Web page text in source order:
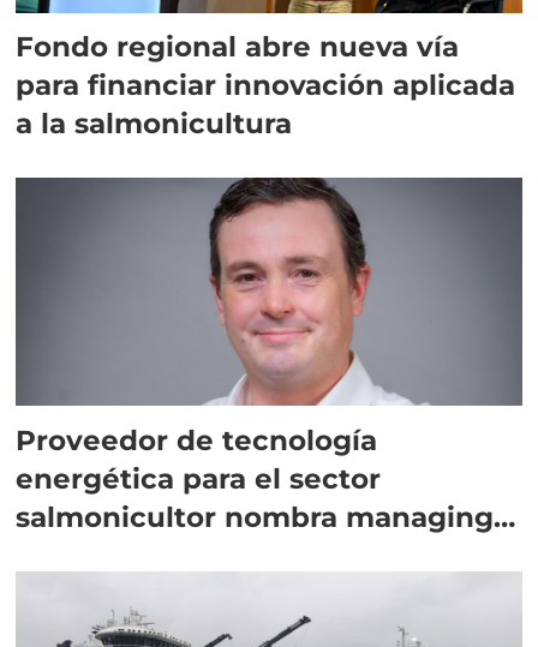
Fondo regional abre nueva vía
para financiar innovación aplicada
a la salmonicultura
Proveedor de tecnología
energética para el sector
salmonicultor nombra managing